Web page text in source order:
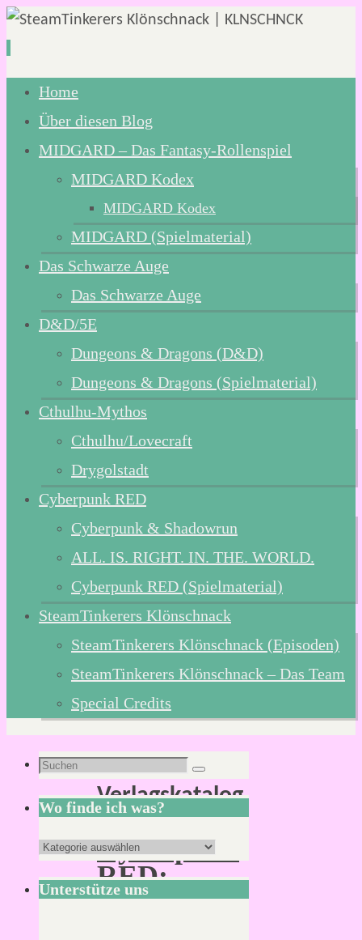
Zum
Inhalt
springen
Home
Über diesen Blog
MIDGARD – Das Fantasy-Rollenspiel
MIDGARD Kodex
MIDGARD Kodex
MIDGARD (Spielmaterial)
Das Schwarze Auge
Das Schwarze Auge
D&D/5E
Dungeons & Dragons (D&D)
Dungeons & Dragons (Spielmaterial)
Cthulhu-Mythos
Cthulhu/Lovecraft
Drygolstadt
Cyberpunk RED
Cyberpunk & Shadowrun
ALL. IS. RIGHT. IN. THE. WORLD.
Cyberpunk RED (Spielmaterial)
SteamTinkerers Klönschnack
SteamTinkerers Klönschnack (Episoden)
SteamTinkerers Klönschnack – Das Team
Special Credits
Schlagwort:
Verlagskatalog
Cyberpunk
RED:
Black
Suchen
nach:
Suchen
Wo finde ich was?
Wo
finde
ich
Unterstütze uns